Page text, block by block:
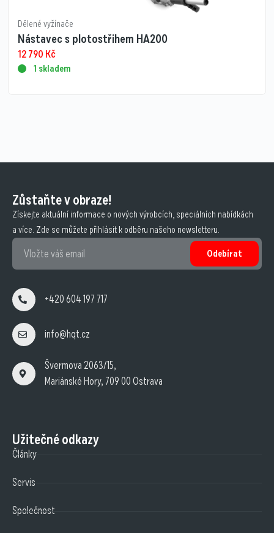
Dělené vyžínače
Nástavec s plotostřihem HA200
12 790 Kč
1 skladem
Zůstaňte v obraze!
Získejte aktuální informace o nových výrobcích, speciálních nabídkách
a více. Zde se můžete přihlásit k odběru našeho newsletteru.
Odebírat
+420 604 197 717
info@hqt.cz
Švermova 2063/15,
Mariánské Hory, 709 00 Ostrava
Užitečné odkazy
Články
Servis
Společnost